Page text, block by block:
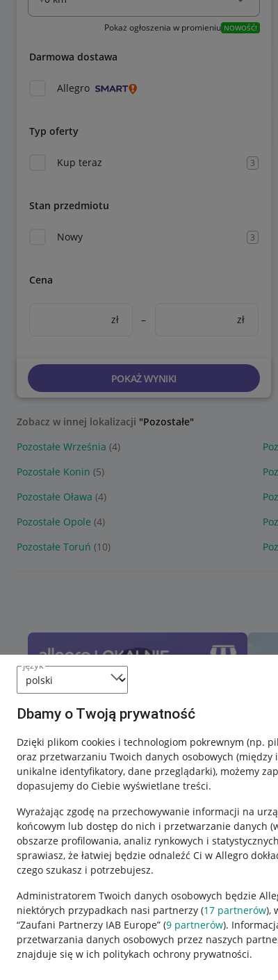
język
Dbamy o Twoją prywatność
Dzięki plikom cookies i technologiom pokrewnym (np.
oraz przetwarzaniu Twoich danych osobowych (między
unikalne identyfikatory, dane przeglądarki), możemy
dopasujemy do Ciebie wyświetlane treści.
Wyrażając zgodę na przechowywanie informacji na
końcowym lub dostęp do nich i przetwarzanie danych
obszarze profilowania, analiz rynkowych i
sprawiasz, że łatwiej będzie odnaleźć Ci w Allegro
czego szukasz i potrzebujesz.
Administratorem Twoich danych osobowych będzie
niektórych przypadkach nasi partnerzy (17 partnerów),
“Zaufani Partnerzy IAB Europe” (9 partnerów).
przetwarzania danych osobowych przez naszych
znajduje się w ich politykach ochrony prywatności.
Pokaż ogłoszenia w promieniu NOWOŚĆ!
Darmowa dostawa
Allegro
Typ oferty
Kup teraz 3
Stan przedmiotu
Nowy 3
Cena
zł – zł
POKAŻ WYNIKI
Zobacz w innej lokalizacji "Pozostałe"
Pozostałe Września (4)
Pozostałe Konin (5)
Pozostałe Oława (4)
Pozostałe Opole (4)
Pozostałe Toruń (10)
Przydatne informacje
Jak to działa
Napisz do nas
Allegro Gadane dla sprzedających